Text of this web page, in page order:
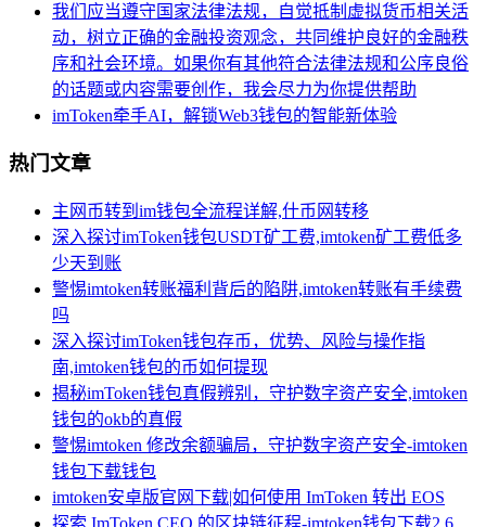
我们应当遵守国家法律法规，自觉抵制虚拟货币相关活
动，树立正确的金融投资观念，共同维护良好的金融秩
序和社会环境。如果你有其他符合法律法规和公序良俗
的话题或内容需要创作，我会尽力为你提供帮助
imToken牵手AI，解锁Web3钱包的智能新体验
热门文章
主网币转到im钱包全流程详解,什币网转移
深入探讨imToken钱包USDT矿工费,imtoken矿工费低多
少天到账
警惕imtoken转账福利背后的陷阱,imtoken转账有手续费
吗
深入探讨imToken钱包存币，优势、风险与操作指
南,imtoken钱包的币如何提现
揭秘imToken钱包真假辨别，守护数字资产安全,imtoken
钱包的okb的真假
警惕imtoken 修改余额骗局，守护数字资产安全-imtoken
钱包下载钱包
imtoken安卓版官网下载|如何使用 ImToken 转出 EOS